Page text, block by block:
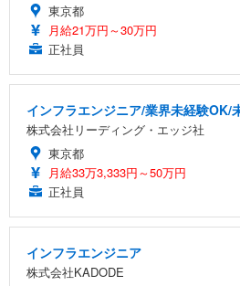
東京都
月給21万円～30万円
正社員
インフラエンジニア/業界未経験OK/
株式会社リーディング・エッジ社
東京都
月給33万3,333円～50万円
正社員
インフラエンジニア
株式会社KADODE